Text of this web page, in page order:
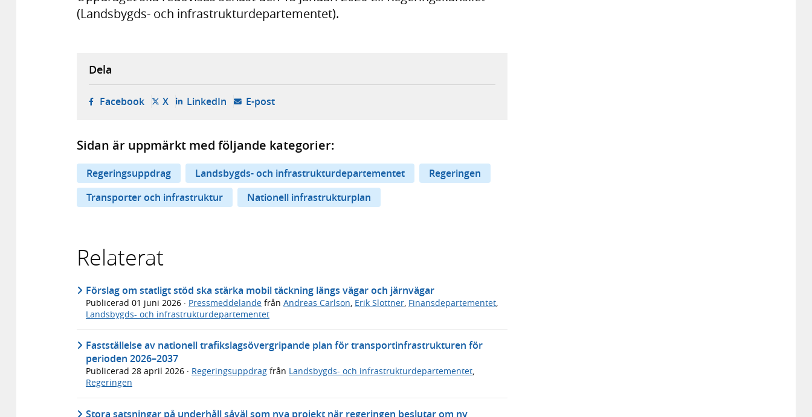
(Landsbygds- och infrastrukturdepartementet).
Dela
Facebook- öppnas i ny flik, extern webbplats,
X- öppnas i ny flik, extern webbplats,
LinkedIn- öppnas i ny flik, extern webbplats,
E-post- öppnar din e-postklient,
Sidan är uppmärkt med följande kategorier:
Regeringsuppdrag Landsbygds- och infrastrukturdepartementet
Regeringen
Transporter och infrastruktur
Nationell infrastrukturplan
Relaterat
Förslag om statligt stöd ska stärka mobil täckning längs vägar och järnvägar
Publicerad 01 juni 2026 · Pressmeddelande från Andreas Carlson Erik Slottner Finansdepartementet
Landsbygds- och infrastrukturdepartementet
Fastställelse av nationell trafikslagsövergripande plan för transportinfrastrukturen för
perioden 2026–2037
Publicerad 28 april 2026 · Regeringsuppdrag från Landsbygds- och infrastrukturdepartementet,
Regeringen
Stora satsningar på underhåll såväl som nya projekt när regeringen beslutar om ny